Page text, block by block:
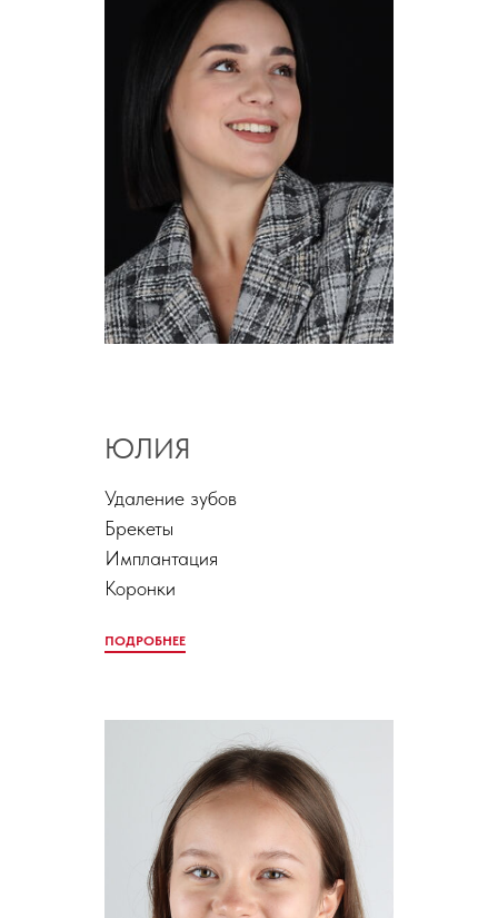
ЮЛИЯ
Удаление зубов
Брекеты
Имплантация
Коронки
ПОДРОБНЕЕ